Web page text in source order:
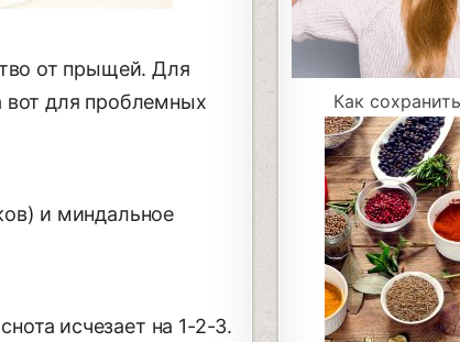
от прыщей. Для
для проблемных
и миндальное
исчезает на 1-2-3.
Как